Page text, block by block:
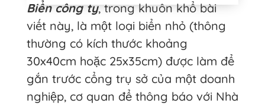
Biển công ty, trong khuôn khổ bài
viết này, là một loại biển nhỏ (thông
thường có kích thước khoảng
30x40cm hoặc 25x35cm) được làm để
gắn trước cổng trụ sở của một doanh
nghiệp, cơ quan để thông báo với Nhà